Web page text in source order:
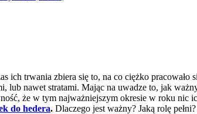
ich trwania zbiera się to, na co ciężko
lub nawet stratami. Mając na uwadze to, jak
że w tym najważniejszym okresie w roku
do hedera. Dlaczego jest ważny? Jaką rolę